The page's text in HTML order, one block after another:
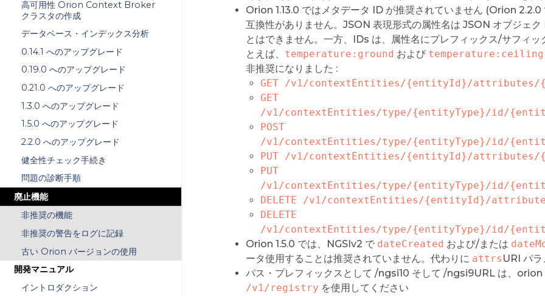
高可用性 Orion Context Broker
クラスタの作成
データベース・インデックス分析
0.14.1 へのアップグレード
0.19.0 へのアップグレード
0.21.0 へのアップグレード
1.3.0 へのアップグレード
1.5.0 へのアップグレード
2.2.0 へのアップグレード
健全性チェック手続き
問題の診断手順
廃止機能
非推奨の機能
非推奨の警告をログに記録
古い Orion バージョンの使用
開発マニュアル
イントロダクション
Orion 1.13.0 ではメタデータ ID が推奨されていません (Orion
互換性がありません。JSON 表現形式の属性名は JSON オブジェ
とはできません。一方、IDs は、属性名にプレフィックス/サフィ
とえば、 temperature:ground および temperature:ceiling
非推奨になりました :
GET /v1/contextEntities/{entityId}/attributes/
GET
/v1/contextEntities/type/{entityType}/id/
POST
/v1/contextEntities/type/{entityType}/id/
PUT /v1/contextEntities/{entityId}/attributes/
PUT
/v1/contextEntities/type/{entityType}/id/
DELETE /v1/contextEntities/{entityId}/
DELETE
/v1/contextEntities/type/{entityType}/id/
Orion 1.5.0 では、NGSIv2 で dateCreated および/または
ータ使用することは推奨されていません。代わりに attrs URI パ
パス・プレフィックスとして /ngsi10 そして /ngsi9URL は、orion
/v1/registry を使用してください